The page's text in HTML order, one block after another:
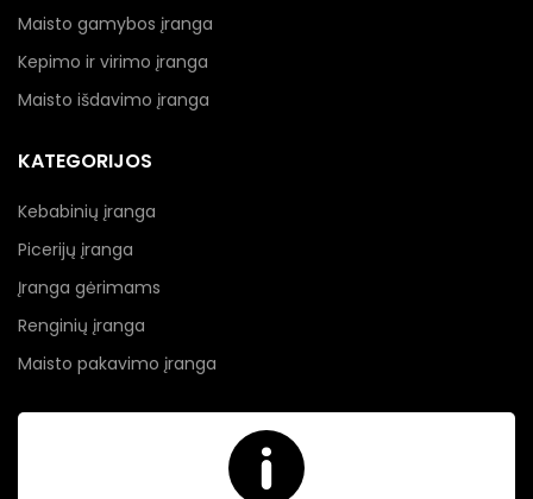
Maisto gamybos įranga
Kepimo ir virimo įranga
Maisto išdavimo įranga
KATEGORIJOS
Kebabinių įranga
Picerijų įranga
Įranga gėrimams
Renginių įranga
Maisto pakavimo įranga